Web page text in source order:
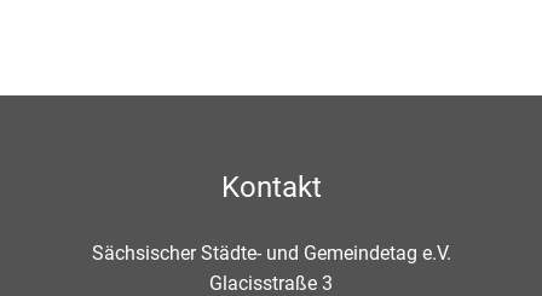
Kontakt
Sächsischer Städte- und Gemeindetag e.V.
Glacisstraße 3